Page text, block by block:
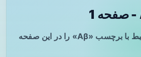
تازه‌ترین مطالب مرتبط با برچسب «Aβ» را در این صفحه